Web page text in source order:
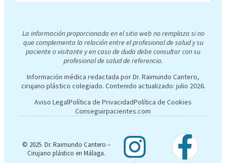
La información proporcionada en el sitio web no remplaza si no
que complementa la relación entre el profesional de salud y su
paciente o visitante y en caso de duda debe consultar con su
profesional de salud de referencia.
Información médica redactada por Dr. Raimundo Cantero,
cirujano plástico colegiado. Contenido actualizado: julio 2026.
Aviso LegalPolítica de PrivacidadPolítica de Cookies
Conseguirpacientes.com
© 2025 Dr. Raimundo Cantero –
Cirujano plástico en Málaga.